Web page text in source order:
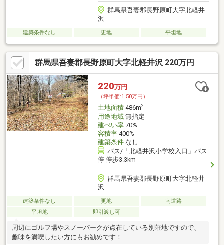
群馬県吾妻郡長野原町大字北軽井
沢
建築条件なし 更地 平坦地
群馬県吾妻郡長野原町大字北軽井沢 220万円
220万円
（坪単価:1.50万円）
土地面積486m2
用途地域無指定
建ぺい率70%
容積率400%
建築条件なし
バス/「北軽井沢小学校入口」バス
停 停歩3.3km
群馬県吾妻郡長野原町大字北軽井
沢
建築条件なし 更地
南道路
平坦地
即引渡し可
周辺にゴルフ場やスノーパークが点在している別荘地ですので、
趣味を満喫したい方にもお勧めです！